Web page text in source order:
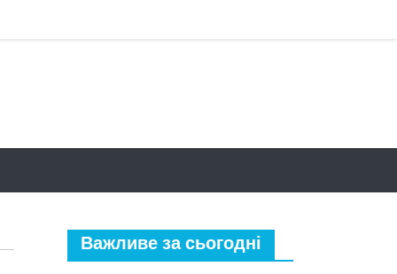
Важливе за сьогодні